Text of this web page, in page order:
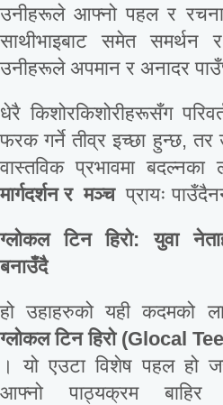
उनीहरूले आफ्नो पहल र
साथीभाइबाट समेत समर्थन
उनीहरूले अपमान र अनादर
धेरै किशोरकिशोरीहरूसँग
फरक गर्ने तीव्र इच्छा हुन्छ, तर
वास्तविक प्रभावमा
मार्गदर्शनर मञ्चप्रायः
ग्लोकल
टिन हिरो:युवा
बनाउँदै
हो उहाहरुको यही कदमको
ग्लोकल टिन हिरो(Glocal
। यो एउटा विशेष पहल हो
आफ्नो पाठ्यक्रम बाहिर